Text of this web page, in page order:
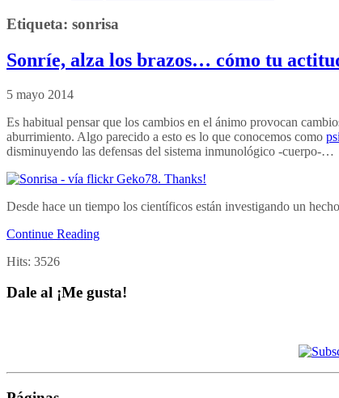
Etiqueta: sonrisa
Sonríe, alza los brazos… cómo tu
5 mayo 2014
Es habitual pensar que los cambios en el ánimo provocan
aburrimiento. Algo parecido a esto es lo que conocemos como
disminuyendo las defensas del sistema inmunológico -cuerpo-…
Desde hace un tiempo los científicos están investigando un
Continue Reading
Hits: 3526
Dale al ¡Me gusta!